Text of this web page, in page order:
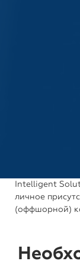
Intelligent
личное
(оффшорной)